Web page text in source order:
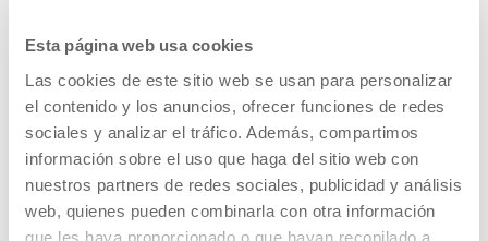
Esta página web usa cookies
Las cookies de este sitio web se usan para personalizar
el contenido y los anuncios, ofrecer funciones de redes
sociales y analizar el tráfico. Además, compartimos
información sobre el uso que haga del sitio web con
nuestros partners de redes sociales, publicidad y análisis
web, quienes pueden combinarla con otra información
que les haya proporcionado o que hayan recopilado a
Pertenece a Ciclo: Patric Chiha
La retrospectiva completa que ofrecemos repasará sus
cortos, medios y largometrajes y dará muestra de una
carrera asentada en grandes festivales como los de
Venecia y Berlín.
VER CICLO